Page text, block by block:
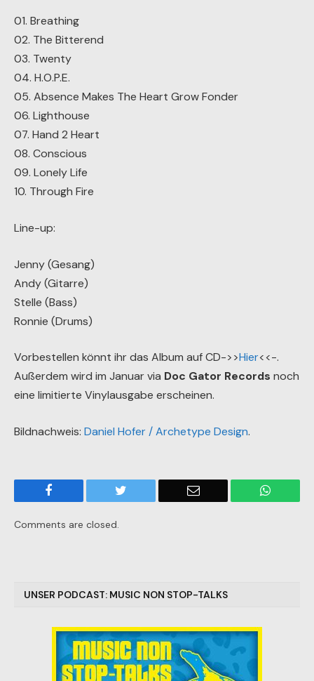
01. Breathing
02. The Bitterend
03. Twenty
04. H.O.P.E.
05. Absence Makes The Heart Grow Fonder
06. Lighthouse
07. Hand 2 Heart
08. Conscious
09. Lonely Life
10. Through Fire
Line-up:
Jenny (Gesang)
Andy (Gitarre)
Stelle (Bass)
Ronnie (Drums)
Vorbestellen könnt ihr das Album auf CD->>Hier<<-.
Außerdem wird im Januar via Doc Gator Records noch
eine limitierte Vinylausgabe erscheinen.
Bildnachweis: Daniel Hofer / Archetype Design.
Email
Comments are closed.
UNSER PODCAST: MUSIC NON STOP-TALKS